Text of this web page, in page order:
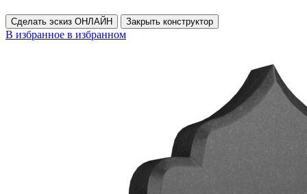
Сделать эскиз ОНЛАЙН Закрыть конструктор
В избранное в избранном